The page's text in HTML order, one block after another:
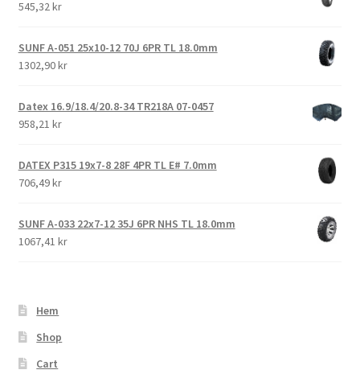
545,32 kr
SUNF A-051 25x10-12 70J 6PR TL 18.0mm
1302,90 kr
Datex 16.9/18.4/20.8-34 TR218A 07-0457
958,21 kr
DATEX P315 19x7-8 28F 4PR TL E# 7.0mm
706,49 kr
SUNF A-033 22x7-12 35J 6PR NHS TL 18.0mm
1067,41 kr
Hem
Shop
Cart